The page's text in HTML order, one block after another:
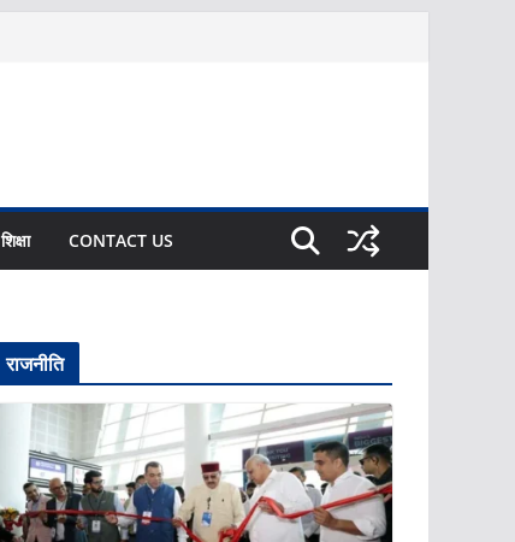
शिक्षा CONTACT US
राजनीति